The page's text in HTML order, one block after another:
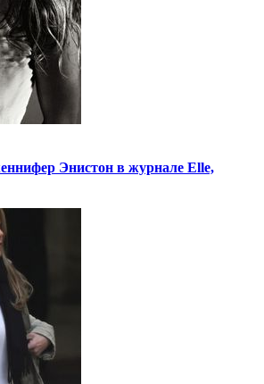
Энистон в журнале Elle,